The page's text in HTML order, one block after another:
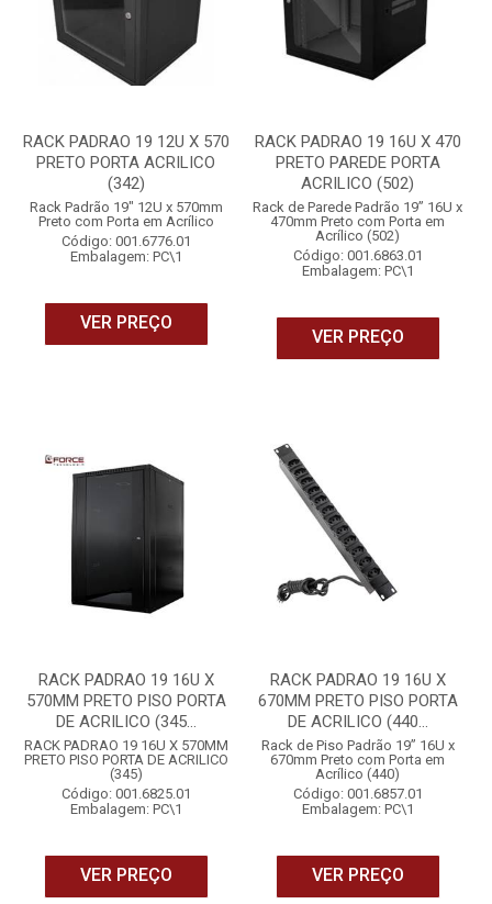
RACK PADRAO 19 12U X 570
PRETO PORTA ACRILICO
(342)
Rack Padrão 19" 12U x 570mm
Preto com Porta em Acrílico
Código: 001.6776.01
Embalagem: PC\1
VER PREÇO
RACK PADRAO 19 16U X 470
PRETO PAREDE PORTA
ACRILICO (502)
Rack de Parede Padrão 19” 16U x
470mm Preto com Porta em
Acrílico (502)
Código: 001.6863.01
Embalagem: PC\1
VER PREÇO
RACK PADRAO 19 16U X
570MM PRETO PISO PORTA
DE ACRILICO (345...
RACK PADRAO 19 16U X 570MM
PRETO PISO PORTA DE ACRILICO
(345)
Código: 001.6825.01
Embalagem: PC\1
VER PREÇO
RACK PADRAO 19 16U X
670MM PRETO PISO PORTA
DE ACRILICO (440...
Rack de Piso Padrão 19” 16U x
670mm Preto com Porta em
Acrílico (440)
Código: 001.6857.01
Embalagem: PC\1
VER PREÇO